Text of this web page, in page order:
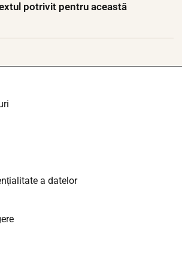
potrivit pentru această
a datelor